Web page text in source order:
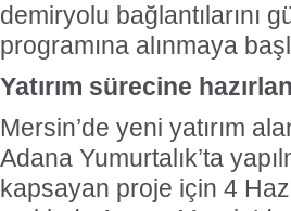
demiryolu bağlantılarını
programına alınmaya
Yatırım sürecine
Mersin’de yeni yatırım
Adana Yumurtalık’ta
kapsayan proje için 4